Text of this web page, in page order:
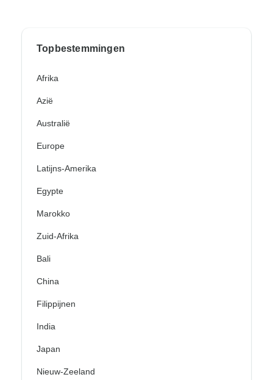
Topbestemmingen
Afrika
Azië
Australië
Europe
Latijns-Amerika
Egypte
Marokko
Zuid-Afrika
Bali
China
Filippijnen
India
Japan
Nieuw-Zeeland